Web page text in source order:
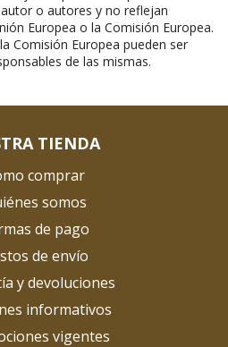
o autores y no reflejan
Europea o la Comisión Europea.
Comisión Europea pueden ser
de las mismas.
TIENDA
comprar
somos
de pago
de envío
y devoluciones
informativos
vigentes